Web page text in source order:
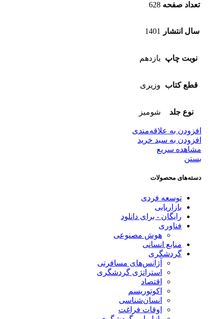
تعداد صفحه 628
سال انتشار 1401
نوبت چاپ یازدهم
قطع کتاب وزیری
نوع جلد شومیز
افزودن به علاقه‌مندی
افزودن به سبد خرید
مشاهده سریع
بستن
دسته‌های محصولات
توسعه فردی
بازاریابی
رایگان - برای دانلود
فناوری
هوش مصنوعی
منابع انسانی
گردشگری
آژانس‌های مسافرتی
استراتژی گردشگری
اقتصاد
اکوتوریسم
انسان‌شناسی
اوقات فراغت